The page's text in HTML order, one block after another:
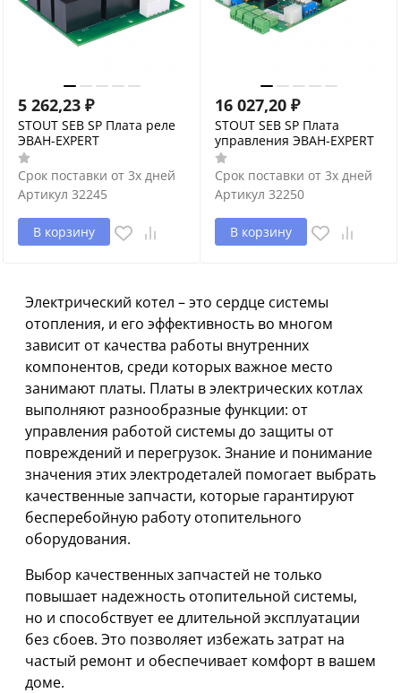
5 262,23 ₽
STOUT SEB SP Плата реле
ЭВАН-EXPERT
Срок поставки от 3х дней
Артикул 32245
В корзину
16 027,20 ₽
STOUT SEB SP Плата
управления ЭВАН-EXPERT
Срок поставки от 3х дней
Артикул 32250
В корзину
Электрический котел – это сердце системы
отопления, и его эффективность во многом
зависит от качества работы внутренних
компонентов, среди которых важное место
занимают платы. Платы в электрических котлах
выполняют разнообразные функции: от
управления работой системы до защиты от
повреждений и перегрузок. Знание и понимание
значения этих электродеталей помогает выбрать
качественные запчасти, которые гарантируют
бесперебойную работу отопительного
оборудования.
Выбор качественных запчастей не только
повышает надежность отопительной системы,
но и способствует ее длительной эксплуатации
без сбоев. Это позволяет избежать затрат на
частый ремонт и обеспечивает комфорт в вашем
доме.